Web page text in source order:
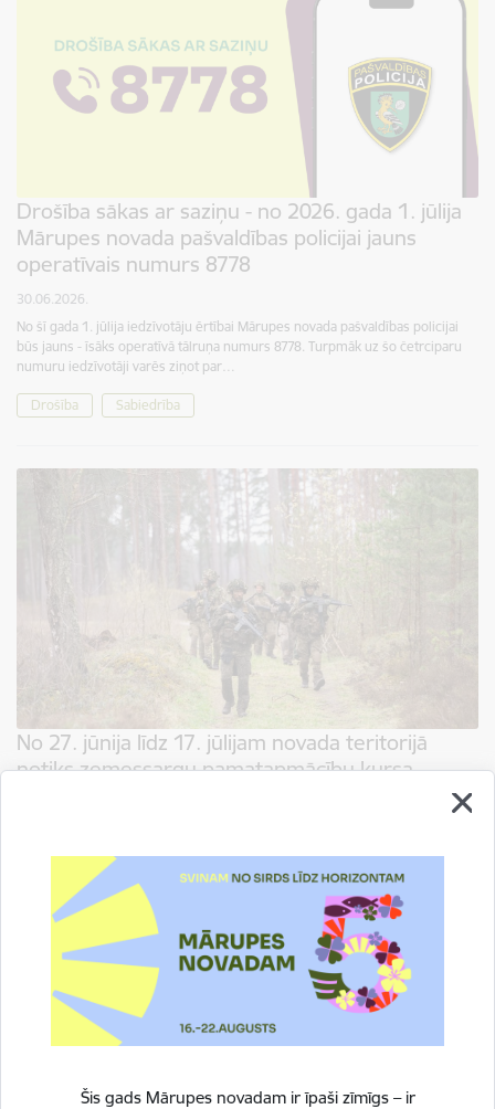
Šis gads Mārupes novadam ir īpaši zīmīgs – ir
Drošība sākas ar saziņu - no 2026. gada 1. jūlija
Mārupes novada pašvaldības policijai jauns
operatīvais numurs 8778
30.06.2026.
No šī gada 1. jūlija iedzīvotāju ērtībai Mārupes novada pašvaldības policijai
būs jauns - īsāks operatīvā tālruņa numurs 8778. Turpmāk uz šo četrciparu
numuru iedzīvotāji varēs ziņot par…
Drošība Sabiedrība
No 27. jūnija līdz 17. jūlijam novada teritorijā
notiks zemessargu pamatapmācību kursa
No 2026. gada 27. jūnija līdz 17. jūlijam, zemessardzes 1.RBde rīko
zemessargu pamatapmācības kursu, kas norisināsies 17.KABn teritorijā, un
tās laikā apmācību process norisināsies Mārupes novada…
Sabiedrība